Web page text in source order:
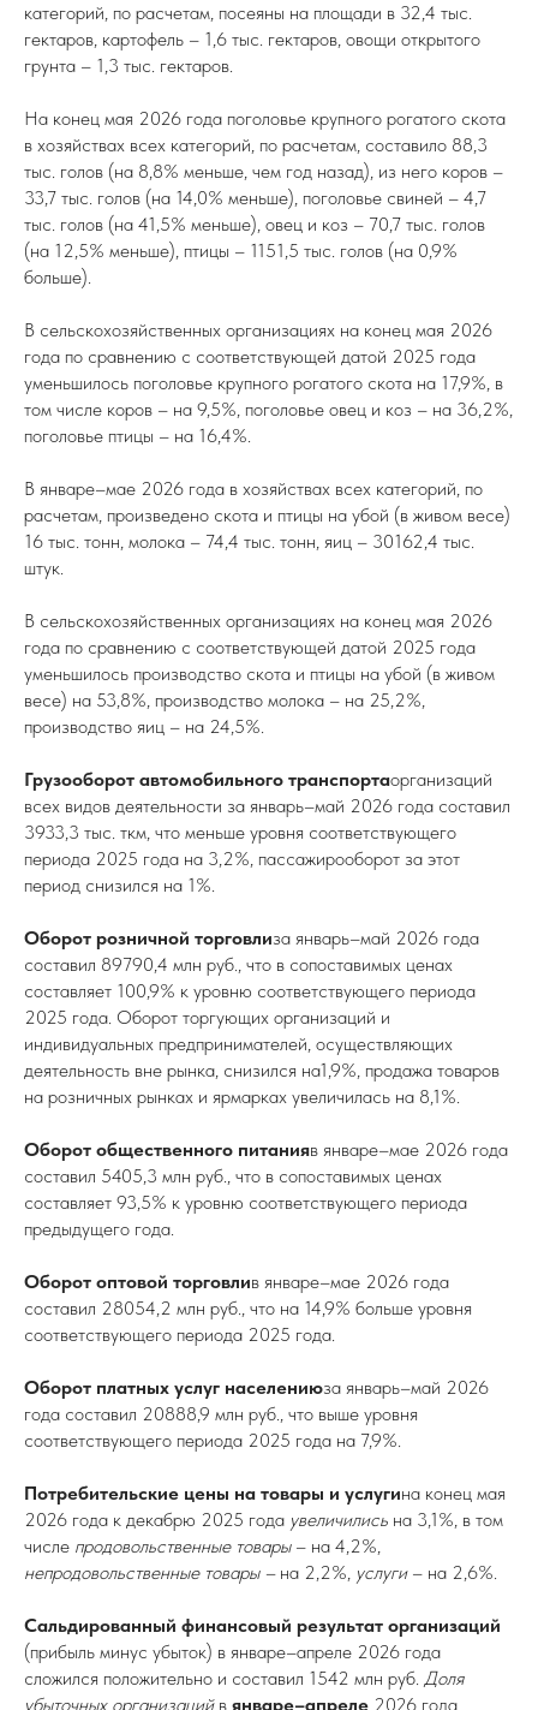
категорий, по расчетам, посеяны на площади в 32,4 тыс.
гектаров, картофель – 1,6 тыс. гектаров, овощи открытого
грунта – 1,3 тыс. гектаров.
На конец мая 2026 года поголовье крупного рогатого скота
в хозяйствах всех категорий, по расчетам, составило 88,3
тыс. голов (на 8,8% меньше, чем год назад), из него коров –
33,7 тыс. голов (на 14,0% меньше), поголовье свиней – 4,7
тыс. голов (на 41,5% меньше), овец и коз – 70,7 тыс. голов
(на 12,5% меньше), птицы – 1151,5 тыс. голов (на 0,9%
больше).
В сельскохозяйственных организациях на конец мая 2026
года по сравнению с соответствующей датой 2025 года
уменьшилось поголовье крупного рогатого скота на 17,9%, в
том числе коров – на 9,5%, поголовье овец и коз – на 36,2%,
поголовье птицы – на 16,4%.
В январе–мае 2026 года в хозяйствах всех категорий, по
расчетам, произведено скота и птицы на убой (в живом весе)
16 тыс. тонн, молока – 74,4 тыс. тонн, яиц – 30162,4 тыс.
штук.
В сельскохозяйственных организациях на конец мая 2026
года по сравнению с соответствующей датой 2025 года
уменьшилось производство скота и птицы на убой (в живом
весе) на 53,8%, производство молока – на 25,2%,
производство яиц – на 24,5%.
Грузооборот автомобильного транспортаорганизаций
всех видов деятельности за январь–май 2026 года составил
3933,3 тыс. ткм, что меньше уровня соответствующего
периода 2025 года на 3,2%, пассажирооборот за этот
период снизился на 1%.
Оборот розничной торговлиза январь–май 2026 года
составил 89790,4 млн руб., что в сопоставимых ценах
составляет 100,9% к уровню соответствующего периода
2025 года. Оборот торгующих организаций и
индивидуальных предпринимателей, осуществляющих
деятельность вне рынка, снизился на1,9%, продажа товаров
на розничных рынках и ярмарках увеличилась на 8,1%.
Оборот общественного питанияв январе–мае 2026 года
составил 5405,3 млн руб., что в сопоставимых ценах
составляет 93,5% к уровню соответствующего периода
предыдущего года.
Оборот оптовой торговлив январе–мае 2026 года
составил 28054,2 млн руб., что на 14,9% больше уровня
соответствующего периода 2025 года.
Оборот платных услуг населениюза январь–май 2026
года составил 20888,9 млн руб., что выше уровня
соответствующего периода 2025 года на 7,9%.
Потребительские цены на товары и услугина конец мая
2026 года к декабрю 2025 года увеличились на 3,1%, в том
числе продовольственные товары – на 4,2%,
непродовольственные товары – на 2,2%, услуги– на 2,6%.
Сальдированный финансовый результат организаций
(прибыль минус убыток) в январе–апреле 2026 года
сложился положительно и составил 1542 млн руб. Доля
убыточных организацийв январе–апреле 2026 года